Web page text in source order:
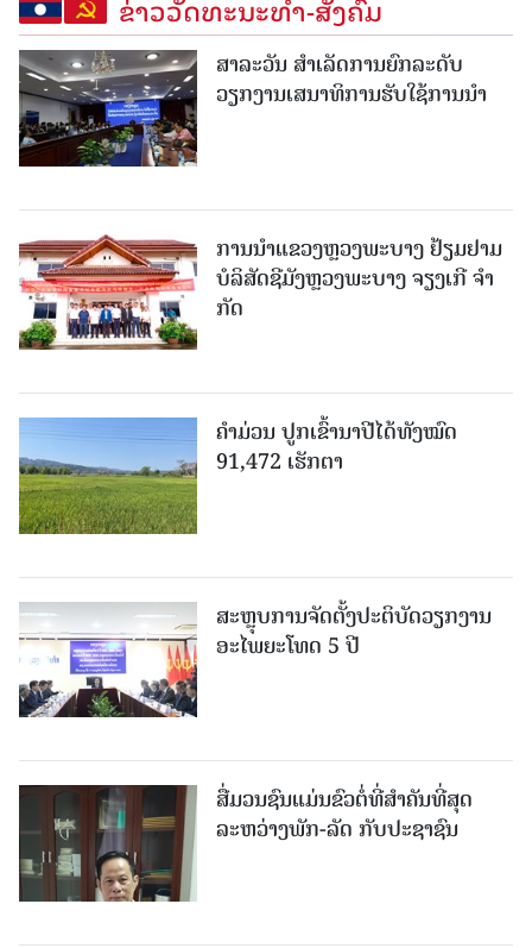
ຂ່າວວັດທະນະທຳ-ສັງຄົມ
ສາລະວັນ ສໍາເລັດການຍົກລະດັບ
ວຽກງານເສນາທິການຮັບໃຊ້ການນໍາ
ການນຳແຂວງຫຼວງພະບາງ ຢ້ຽມ​ຢາມ
ບໍ​ລິ​ສັດຊີມັງຫຼວງພະບາງ ຈຽງເກີ ຈໍາ
ກັດ
ຄໍາມ່ວນ ປູກເຂົ້ານາປີໄດ້ທັງໝົດ
91,472 ເຮັກຕາ
ສະຫຼຸບການຈັດຕັ້ງປະຕິບັດວຽກງານ
ອະໄພຍະໂທດ 5 ປີ
ສື່ມວນຊົນແມ່ນຂົວຕໍ່ທີ່ສໍາຄັນທີ່ສຸດ
ລະຫວ່າງພັກ-ລັດ ກັບປະຊາຊົນ